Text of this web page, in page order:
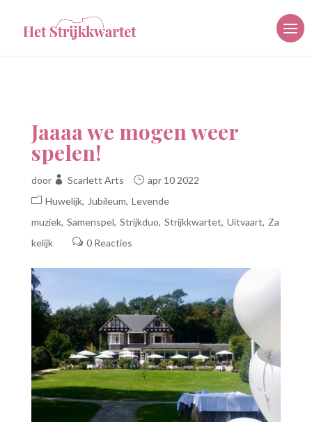
Jaaaa we mogen weer
spelen!
door Scarlett Arts
apr 10 2022
Huwelijk
Jubileum Levende
muziek Samenspel Strijkduo Strijkkwartet Uitvaart Za
kelijk
0 Reacties